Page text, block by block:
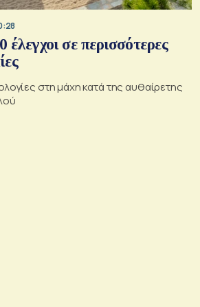
σε περισσότερες
στη μάχη κατά της αυθαίρετης